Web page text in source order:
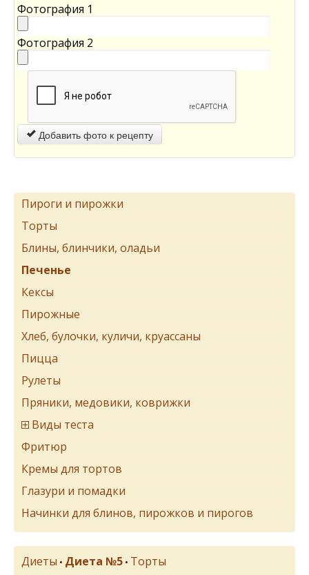
Фотография 1
Фотография 2
Добавить фото к рецепту
Пироги и пирожки
Торты
Блины, блинчики, оладьи
Печенье
Кексы
Пирожные
Хлеб, булочки, куличи, круассаны
Пицца
Рулеты
Пряники, медовики, коврижки
Виды теста
Фритюр
Кремы для тортов
Глазури и помадки
Начинки для блинов, пирожков и пирогов
Диеты • Диета №5 • Торты